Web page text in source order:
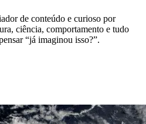
de conteúdo e curioso por
ciência, comportamento e tudo
“já imaginou isso?”.